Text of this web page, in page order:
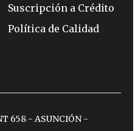
Suscripción a Crédito
Política de Calidad
658 - ASUNCIÓN -